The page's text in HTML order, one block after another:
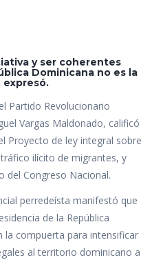
y ser coherentes
Dominicana no es la
expresó.
Partido Revolucionario
Vargas Maldonado, calificó
Proyecto de ley integral sobre
ilícito de migrantes, y
del Congreso Nacional.
perredeísta manifestó que
de la República
la compuerta para intensificar
al territorio dominicano a